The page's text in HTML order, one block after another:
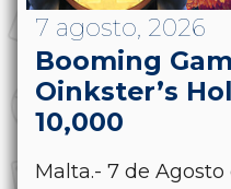
7 agosto, 2026
Booming
Oinkster’s
10,000
Malta.- 7 de Agosto